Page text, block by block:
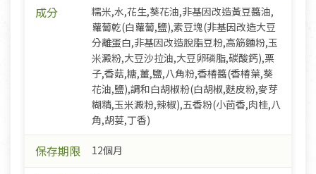
成分
糯米,水,花生,葵花油,非基因改造黃豆醬油,
蘿蔔乾(白蘿蔔,鹽),素豆塊(非基因改造大豆
分離蛋白,非基因改造脫脂豆粉,高筋麵粉,玉
米澱粉,大豆沙拉油,大豆卵磷脂,碳酸鈣),栗
子,香菇,糖,薑,鹽,八角粉,香椿醬(香椿葉,葵
花油,鹽),調和白胡椒粉(白胡椒,麩皮粉,麥芽
糊精,玉米澱粉,辣椒),五香粉(小茴香,肉桂,八
角,胡荽,丁香)
保存期限 12個月